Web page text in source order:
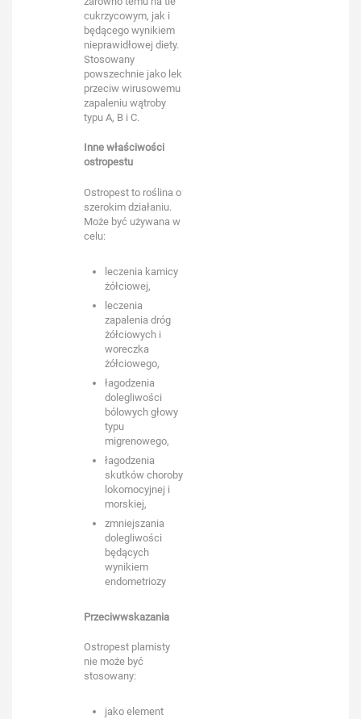
cukrzycowym, jak i
będącego wynikiem
nieprawidłowej diety.
Stosowany
powszechnie jako lek
przeciw wirusowemu
zapaleniu wątroby
typu A, B i C.
Inne właściwości
ostropestu
Ostropest to roślina o
szerokim działaniu.
Może być używana w
celu:
leczenia kamicy
żółciowej,
leczenia
zapalenia dróg
żółciowych i
woreczka
żółciowego,
łagodzenia
dolegliwości
bólowych głowy
typu
migrenowego,
łagodzenia
skutków choroby
lokomocyjnej i
morskiej,
zmniejszania
dolegliwości
będących
wynikiem
endometriozy
Przeciwwskazania
Ostropest plamisty
nie może być
stosowany:
jako element